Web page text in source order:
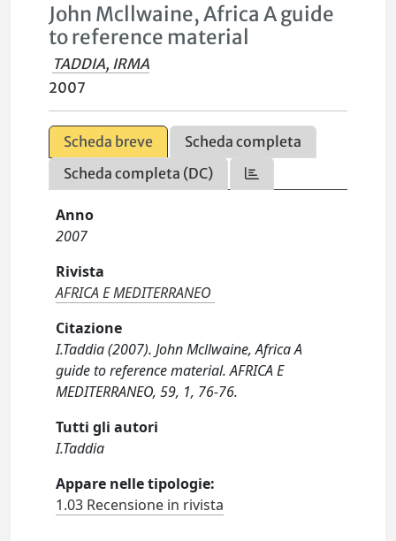
John Mcllwaine, Africa A guide
to reference material
TADDIA, IRMA
2007
Scheda breve
Scheda completa
Scheda completa (DC)
Anno
2007
Rivista
AFRICA E MEDITERRANEO
Citazione
I.Taddia (2007). John Mcllwaine, Africa A
guide to reference material. AFRICA E
MEDITERRANEO, 59, 1, 76-76.
Tutti gli autori
I.Taddia
Appare nelle tipologie:
1.03 Recensione in rivista